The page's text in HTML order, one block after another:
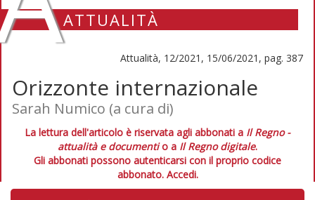
ATTUALITÀ
Attualità, 12/2021, 15/06/2021, pag. 387
Orizzonte internazionale
Sarah Numico (a cura di)
La lettura dell'articolo è riservata agli abbonati a Il Regno -
attualità e documentio a Il Regno digitale.
Gli abbonati possono autenticarsi con il proprio codice
abbonato. Accedi.